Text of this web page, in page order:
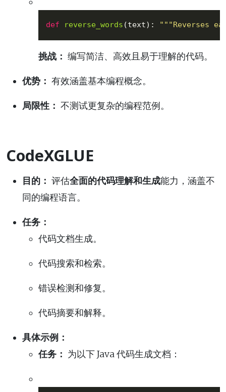
def reverse_words (text): """Reverses
挑战： 编写简洁、高效且易于理解的代码。
优势： 有效涵盖基本编程概念。
局限性： 不测试更复杂的编程范例。
CodeXGLUE
目的： 评估全面的代码理解和生成能力，涵盖不
同的编程语言。
任务：
代码文档生成。
代码搜索和检索。
错误检测和修复。
代码摘要和解释。
具体示例：
任务： 为以下 Java 代码生成文档：